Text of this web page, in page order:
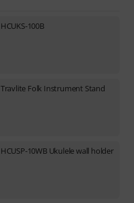
HCUKS-100B
Travlite Folk Instrument Stand
HCUSP-10WB Ukulele wall holder